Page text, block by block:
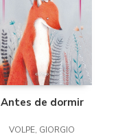
Antes de dormir
VOLPE, GIORGIO